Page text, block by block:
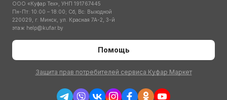
ООО «Куфар Тех», УНП 191767445
Пн-Пт: 10:00 – 18:00; Сб, Вс: Выходной
220029, г. Минск, ул. Красная 7А-2, 3-й
этаж help@kufar.by
Помощь
Защита прав потребителей сервиса Куфар Маркет